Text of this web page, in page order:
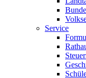
Service